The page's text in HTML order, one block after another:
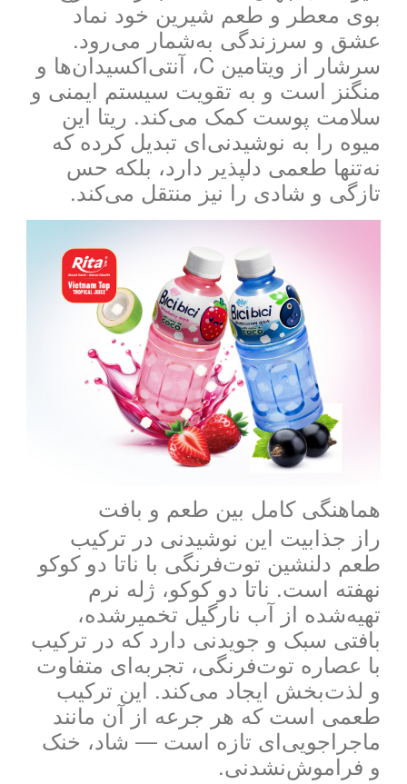
بوی معطر و طعم شیرین خود نماد
عشق و سرزندگی به‌شمار می‌رود.
سرشار از ویتامین C، آنتی‌اکسیدان‌ها و
منگنز است و به تقویت سیستم ایمنی و
سلامت پوست کمک می‌کند. ریتا این
میوه را به نوشیدنی‌ای تبدیل کرده که
نه‌تنها طعمی دلپذیر دارد، بلکه حس
تازگی و شادی را نیز منتقل می‌کند.
هماهنگی کامل بین طعم و بافت
راز جذابیت این نوشیدنی در ترکیب
طعم دلنشین توت‌فرنگی با ناتا دو کوکو
نهفته است. ناتا دو کوکو، ژله نرم
تهیه‌شده از آب نارگیل تخمیرشده،
بافتی سبک و جویدنی دارد که در ترکیب
با عصاره توت‌فرنگی، تجربه‌ای متفاوت
و لذت‌بخش ایجاد می‌کند. این ترکیب
طعمی است که هر جرعه از آن مانند
ماجراجویی‌ای تازه است — شاد، خنک
و فراموش‌نشدنی.